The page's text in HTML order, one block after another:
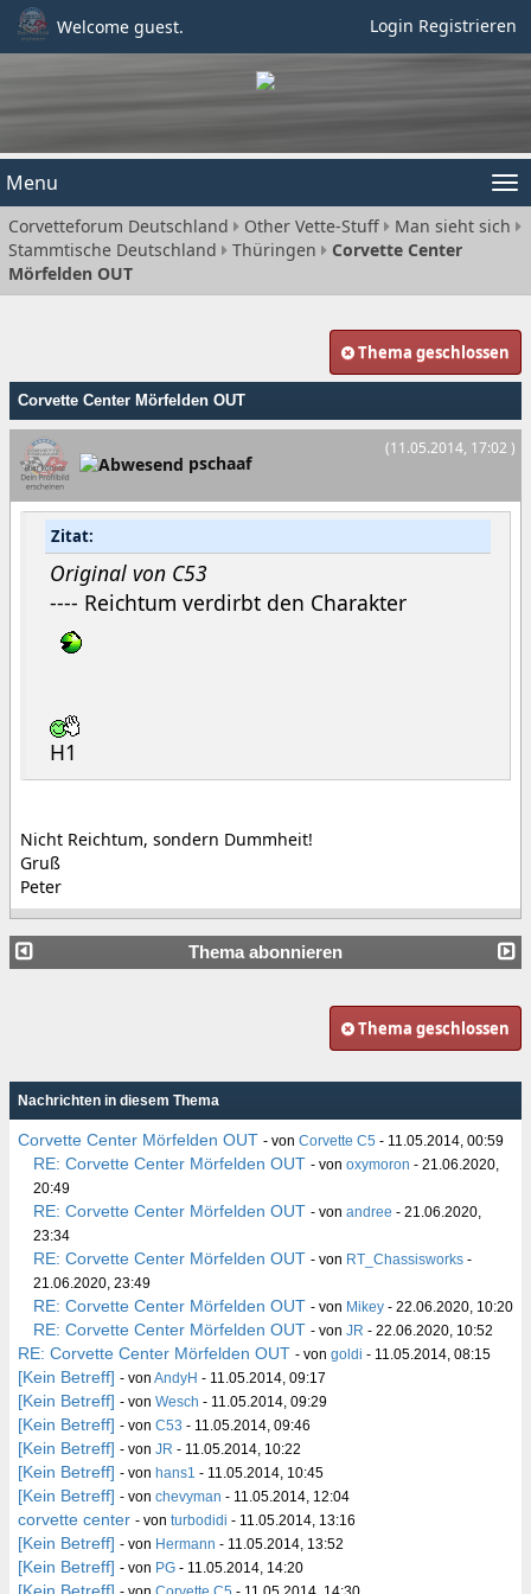
Welcome guest. Login Registrieren
Menu
Corvetteforum Deutschland Other Vette-Stuff
Man sieht sich
Stammtische Deutschland
Thüringen
Corvette Center
Mörfelden OUT
Thema geschlossen
Corvette Center Mörfelden OUT
(11.05.2014, 17:02 )
pschaaf
Zitat:
Original von C53
---- Reichtum verdirbt den Charakter
H1
Nicht Reichtum, sondern Dummheit!
Gruß
Peter
Thema abonnieren
Thema geschlossen
Nachrichten in diesem Thema
Corvette Center Mörfelden OUT - von Corvette C5 - 11.05.2014, 00:59
RE: Corvette Center Mörfelden OUT - von oxymoron - 21.06.2020,
20:49
RE: Corvette Center Mörfelden OUT - von andree - 21.06.2020,
23:34
RE: Corvette Center Mörfelden OUT - von RT_Chassisworks -
21.06.2020, 23:49
RE: Corvette Center Mörfelden OUT - von Mikey - 22.06.2020, 10:20
RE: Corvette Center Mörfelden OUT - von JR - 22.06.2020, 10:52
RE: Corvette Center Mörfelden OUT - von goldi - 11.05.2014, 08:15
[Kein Betreff] - von AndyH - 11.05.2014, 09:17
[Kein Betreff] - von Wesch - 11.05.2014, 09:29
[Kein Betreff] - von C53 - 11.05.2014, 09:46
[Kein Betreff] - von JR - 11.05.2014, 10:22
[Kein Betreff] - von hans1 - 11.05.2014, 10:45
[Kein Betreff] - von chevyman - 11.05.2014, 12:04
corvette center - von turbodidi - 11.05.2014, 13:16
[Kein Betreff] - von Hermann - 11.05.2014, 13:52
[Kein Betreff] - von PG - 11.05.2014, 14:20